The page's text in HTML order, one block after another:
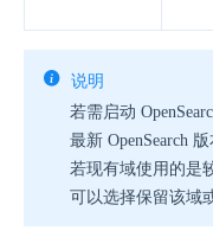
说明
若需启动
最新 OpenSearch 版
若现有域使用的是
可以选择保留该域